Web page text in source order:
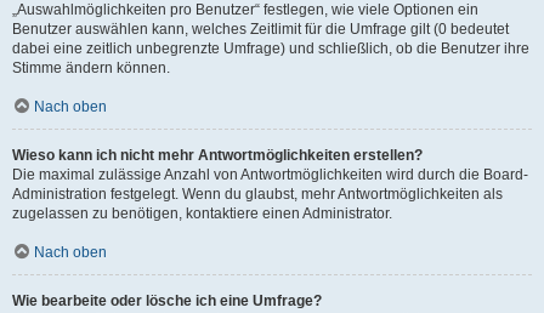
„Auswahlmöglichkeiten pro Benutzer“ festlegen, wie viele Optionen ein
Benutzer auswählen kann, welches Zeitlimit für die Umfrage gilt (0 bedeutet
dabei eine zeitlich unbegrenzte Umfrage) und schließlich, ob die Benutzer ihre
Stimme ändern können.
Nach oben
Wieso kann ich nicht mehr Antwortmöglichkeiten erstellen?
Die maximal zulässige Anzahl von Antwortmöglichkeiten wird durch die Board-
Administration festgelegt. Wenn du glaubst, mehr Antwortmöglichkeiten als
zugelassen zu benötigen, kontaktiere einen Administrator.
Nach oben
Wie bearbeite oder lösche ich eine Umfrage?